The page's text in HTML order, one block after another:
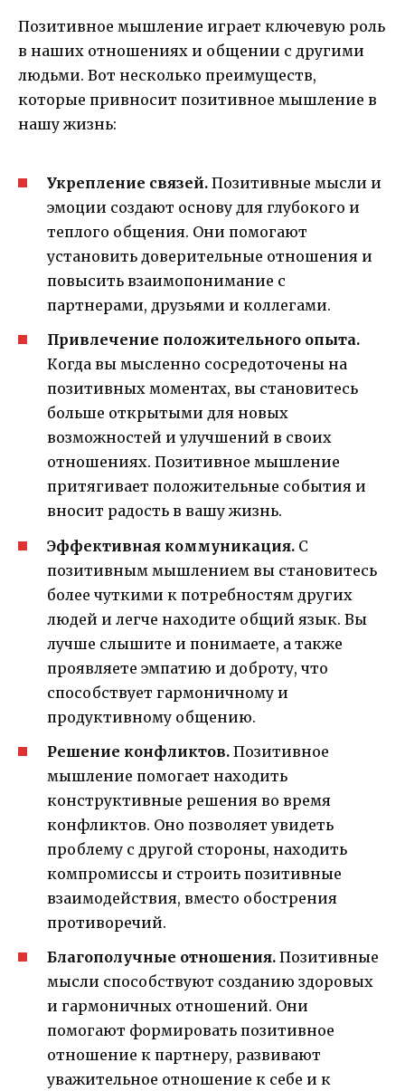
Позитивное мышление играет ключевую роль
в наших отношениях и общении с другими
людьми. Вот несколько преимуществ,
которые привносит позитивное мышление в
нашу жизнь:
Укрепление связей. Позитивные мысли и
эмоции создают основу для глубокого и
теплого общения. Они помогают
установить доверительные отношения и
повысить взаимопонимание с
партнерами, друзьями и коллегами.
Привлечение положительного опыта.
Когда вы мысленно сосредоточены на
позитивных моментах, вы становитесь
больше открытыми для новых
возможностей и улучшений в своих
отношениях. Позитивное мышление
притягивает положительные события и
вносит радость в вашу жизнь.
Эффективная коммуникация. С
позитивным мышлением вы становитесь
более чуткими к потребностям других
людей и легче находите общий язык. Вы
лучше слышите и понимаете, а также
проявляете эмпатию и доброту, что
способствует гармоничному и
продуктивному общению.
Решение конфликтов. Позитивное
мышление помогает находить
конструктивные решения во время
конфликтов. Оно позволяет увидеть
проблему с другой стороны, находить
компромиссы и строить позитивные
взаимодействия, вместо обострения
противоречий.
Благополучные отношения. Позитивные
мысли способствуют созданию здоровых
и гармоничных отношений. Они
помогают формировать позитивное
отношение к партнеру, развивают
уважительное отношение к себе и к